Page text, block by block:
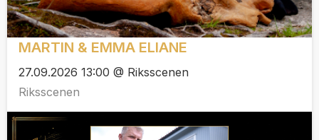
MARTIN & EMMA ELIANE
27.09.2026 13:00 @ Riksscenen
Riksscenen